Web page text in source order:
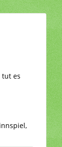
tut es